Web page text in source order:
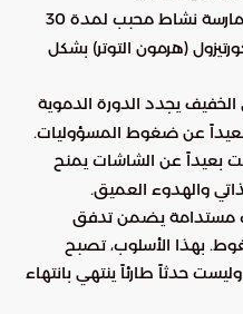
: ممارسة نشاط محبب لمدة 30
(هرمون التوتر) بشكل
الخفيف يجدد الدورة الدموية
بعيداً عن ضغوط المسؤوليات.
بعيداً عن الشاشات يمنح
والهدوء العميق.
مستدامة يضمن تدفق
بهذا الأسلوب، تصبح
حدثاً طارئاً ينتهي بانتهاء